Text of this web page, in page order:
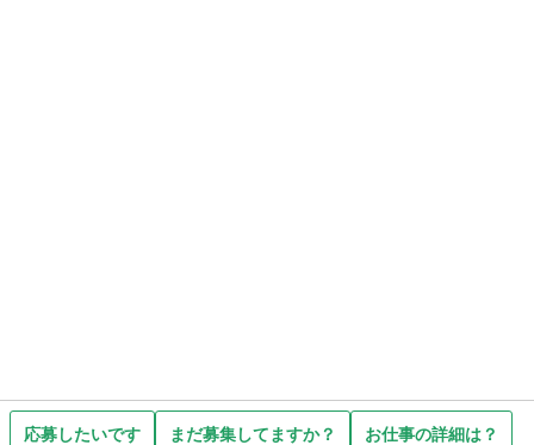
応募したいです まだ募集してますか？ お仕事の詳細は？